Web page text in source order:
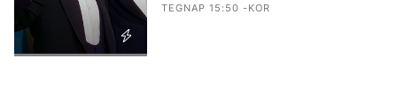
TEGNAP 15:50 -KOR